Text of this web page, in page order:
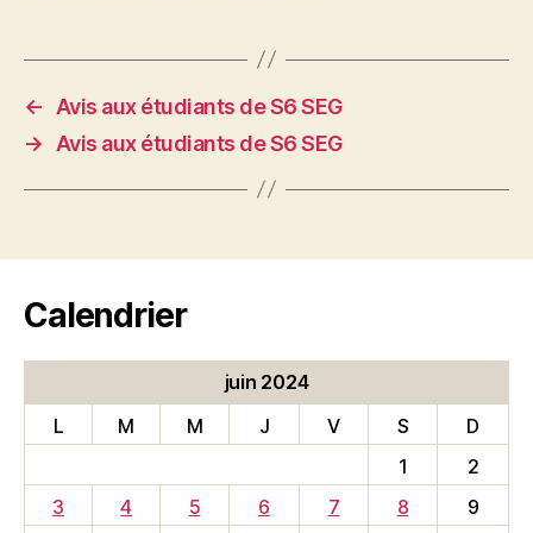
←
Avis aux étudiants de S6 SEG
→
Avis aux étudiants de S6 SEG
Calendrier
juin 2024
L
M M J V S
D
1
2
3
4 5 6 7 8
9